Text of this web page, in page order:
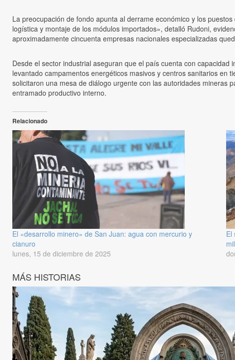
La preocupación de fondo apunta al derrame económico y los
logística y montaje de los módulos importados», detalló Rudoni,
aproximadamente cincuenta empresas nacionales especializadas
Desde el sector industrial aseguran que el país cuenta con
levantado campamentos energéticos masivos y centros sanitarios en
solicitaron una mesa de diálogo urgente con las autoridades mineras
entramado productivo interno.
Relacionado
El «desarrollo minero» de San Juan: agua con mercurio y
cianuro
lunes, 15 de diciembre de 2025
El
MÁS HISTORIAS